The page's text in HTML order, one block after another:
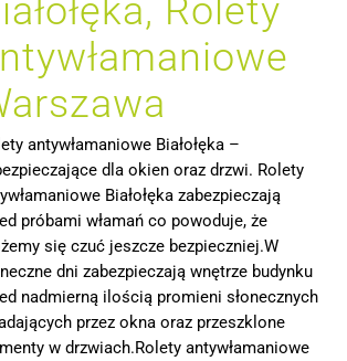
Rolety
antywłamaniowe Białołęka –
dla okien oraz drzwi. Rolety
Białołęka zabezpieczają
próbami włamań co powoduje, że
się czuć jeszcze bezpieczniej.W
dni zabezpieczają wnętrze budynku
nadmierną ilością promieni słonecznych
przez okna oraz przeszklone
w drzwiach.Rolety antywłamaniowe